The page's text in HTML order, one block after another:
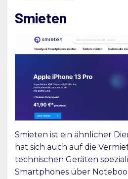
Smieten
Smieten ist ein ähnlicher
hat sich auch auf die
technischen Geräten
Smartphones über